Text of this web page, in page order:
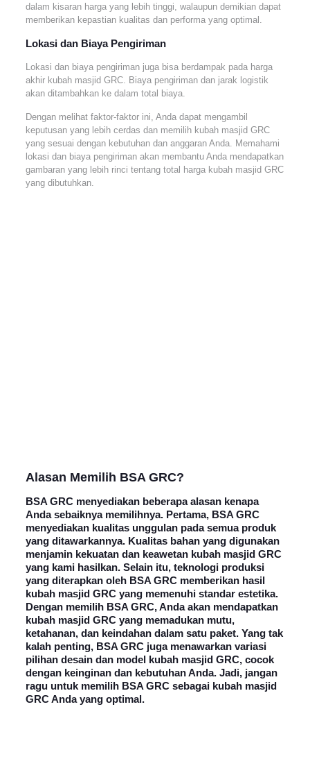
dalam kisaran harga yang lebih tinggi, walaupun demikian dapat
memberikan kepastian kualitas dan performa yang optimal.
Lokasi dan Biaya Pengiriman
Lokasi dan biaya pengiriman juga bisa berdampak pada harga
akhir kubah masjid GRC. Biaya pengiriman dan jarak logistik
akan ditambahkan ke dalam total biaya.
Dengan melihat faktor-faktor ini, Anda dapat mengambil
keputusan yang lebih cerdas dan memilih kubah masjid GRC
yang sesuai dengan kebutuhan dan anggaran Anda. Memahami
lokasi dan biaya pengiriman akan membantu Anda mendapatkan
gambaran yang lebih rinci tentang total harga kubah masjid GRC
yang dibutuhkan.
Alasan Memilih BSA GRC?
BSA GRC menyediakan beberapa alasan kenapa
Anda sebaiknya memilihnya. Pertama, BSA GRC
menyediakan kualitas unggulan pada semua produk
yang ditawarkannya. Kualitas bahan yang digunakan
menjamin kekuatan dan keawetan kubah masjid GRC
yang kami hasilkan. Selain itu, teknologi produksi
yang diterapkan oleh BSA GRC memberikan hasil
kubah masjid GRC yang memenuhi standar estetika.
Dengan memilih BSA GRC, Anda akan mendapatkan
kubah masjid GRC yang memadukan mutu,
ketahanan, dan keindahan dalam satu paket. Yang tak
kalah penting, BSA GRC juga menawarkan variasi
pilihan desain dan model kubah masjid GRC, cocok
dengan keinginan dan kebutuhan Anda. Jadi, jangan
ragu untuk memilih BSA GRC sebagai kubah masjid
GRC Anda yang optimal.